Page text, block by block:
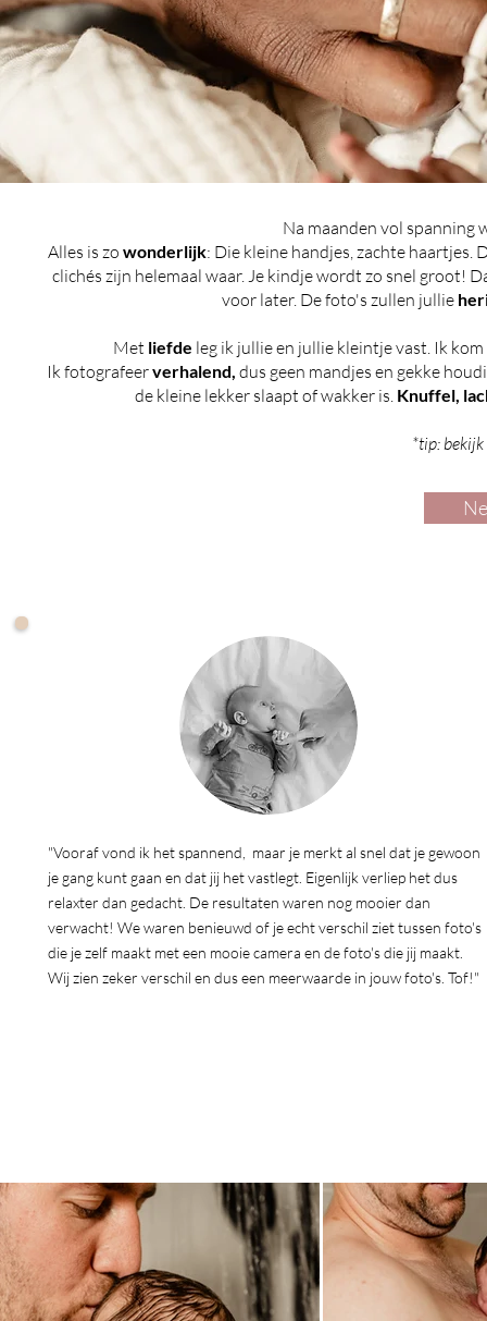
Na maanden vol spanning
Alles is zo wonderlijk: Die kleine handjes, zachte haartjes.
clichés zijn helemaal waar. Je kindje wordt zo snel groot!
voor later. De foto's zullen jullie
Met liefde leg ik jullie en jullie kleintje vast. Ik
Ik fotografeerverhalend, dus geen mandjes en gekke
de kleine lekker slaapt of wakker is. Knuffel,
*tip: bekijk
"Vooraf vond ik het spannend, maar je merkt al snel dat je gewoon
je gang kunt gaan en dat jij het vastlegt. Eigenlijk verliep het dus
relaxter dan gedacht. De resultaten waren nog mooier dan
verwacht! We waren benieuwd of je echt verschil ziet tussen foto's
die je zelf maakt met een mooie camera en de foto's die jij maakt.
Wij zien zeker verschil en dus een meerwaarde in jouw foto's. Tof!"